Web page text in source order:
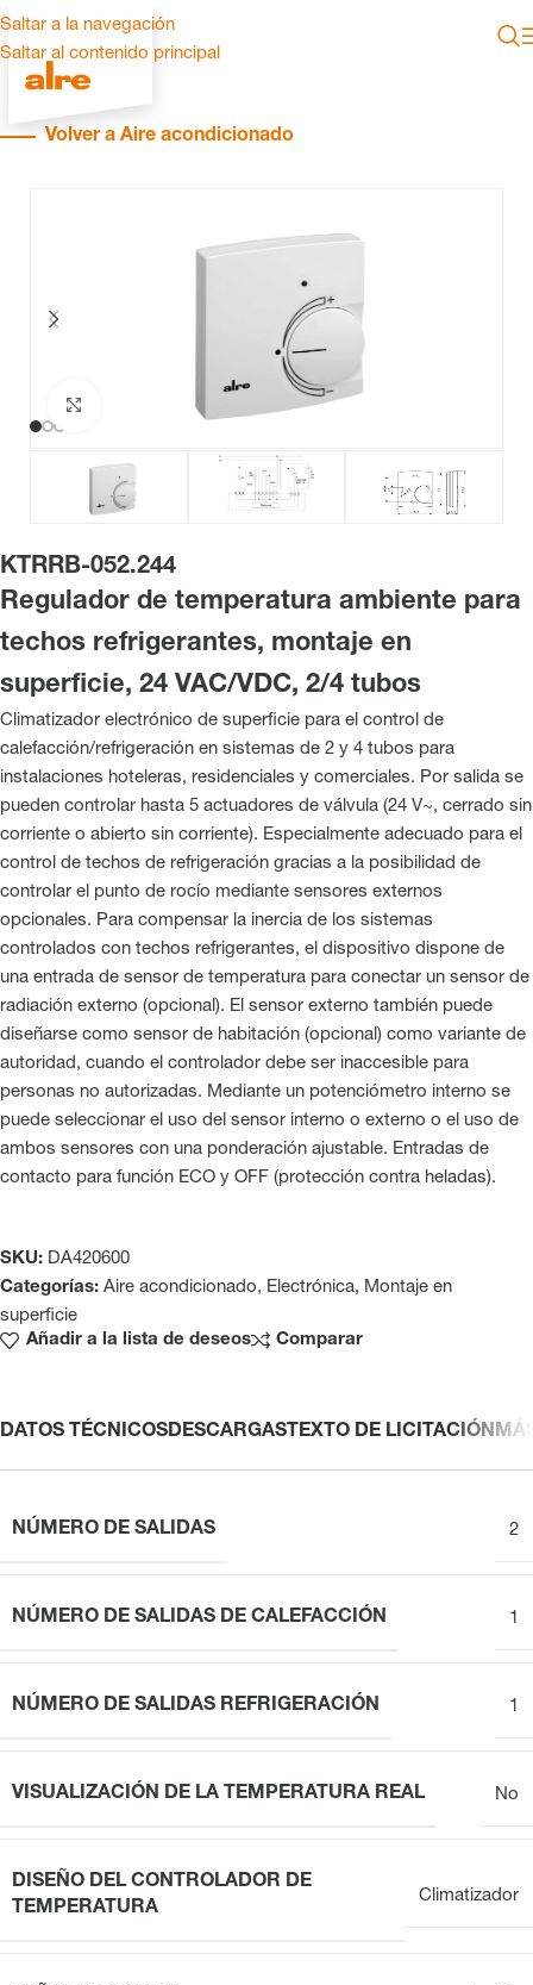
Saltar a la navegación
Saltar al contenido principal
Volver a Aire acondicionado
KTRRB-052.244
Regulador de temperatura ambiente para
techos refrigerantes, montaje en
superficie, 24 VAC/VDC, 2/4 tubos
Climatizador electrónico de superficie para el control de
calefacción/refrigeración en sistemas de 2 y 4 tubos para
instalaciones hoteleras, residenciales y comerciales. Por salida se
pueden controlar hasta 5 actuadores de válvula (24 V~, cerrado sin
corriente o abierto sin corriente). Especialmente adecuado para el
control de techos de refrigeración gracias a la posibilidad de
controlar el punto de rocío mediante sensores externos
opcionales. Para compensar la inercia de los sistemas
controlados con techos refrigerantes, el dispositivo dispone de
una entrada de sensor de temperatura para conectar un sensor de
radiación externo (opcional). El sensor externo también puede
diseñarse como sensor de habitación (opcional) como variante de
autoridad, cuando el controlador debe ser inaccesible para
personas no autorizadas. Mediante un potenciómetro interno se
puede seleccionar el uso del sensor interno o externo o el uso de
ambos sensores con una ponderación ajustable. Entradas de
contacto para función ECO y OFF (protección contra heladas).
SKU: DA420600
Categorías: Aire acondicionado, Electrónica, Montaje en
superficie
Añadir a la lista de deseos
Comparar
Haga clic para ampliar
DATOS TÉCNICOSDESCARGASTEXTO DE LICITACIÓN
NÚMERO DE SALIDAS 2
NÚMERO DE SALIDAS DE CALEFACCIÓN 1
NÚMERO DE SALIDAS REFRIGERACIÓN 1
VISUALIZACIÓN DE LA TEMPERATURA REAL No
DISEÑO DEL CONTROLADOR DE
TEMPERATURA
Climatizador